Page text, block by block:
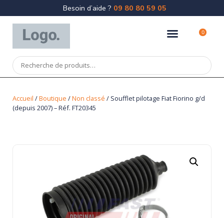
Besoin d’aide ? 09 80 80 59 05
0
Accueil /Boutique /Non classé / Soufflet pilotage Fiat Fiorino g/d
(depuis 2007) – Réf. FT20345